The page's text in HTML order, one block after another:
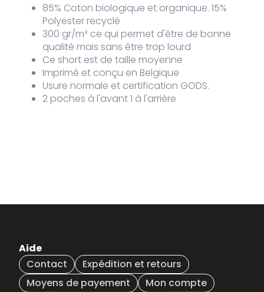
85% Coton biologique et organique. 15%
Polyester recyclé
300 gr/m² ce qui permet d'être de bonne
qualité mais sans être trop lourd
Ce short est de taille moyenne
Imprimé et conçu en Belgique
Usure normale et certification GODS.
2 poches à l'avant 1 à l'arrière
Aide
Contact
Expédition et retours
Moyens de payement
Mon compte